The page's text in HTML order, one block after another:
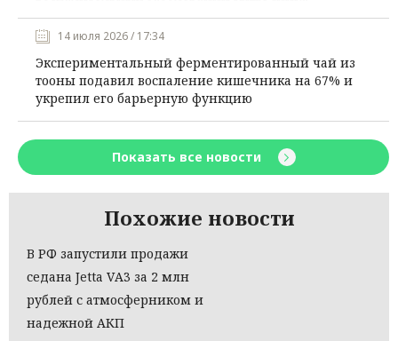
14 июля 2026 / 17:34
Экспериментальный ферментированный чай из
тооны подавил воспаление кишечника на 67% и
укрепил его барьерную функцию
Показать все новости
Похожие новости
В РФ запустили продажи
седана Jetta VА3 за 2 млн
рублей с атмосферником и
надежной АКП